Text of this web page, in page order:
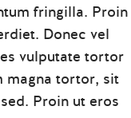
fringilla. Proin
Donec vel
vulputate tortor
magna tortor, sit
Proin ut eros